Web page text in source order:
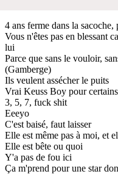
4 ans ferme dans la
Vous n'êtes pas en blessant
lui
Parce que sans le vouloir,
(Gamberge)
Ils veulent assécher le puits
Vrai Keuss Boy pour
3, 5, 7, fuck shit
Eeeyo
C'est baisé, faut laisser
Elle est même pas à moi, et
Elle est bête ou quoi
Y'a pas de fou ici
Ça m'prend pour une star